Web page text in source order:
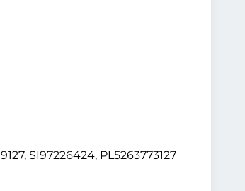
SI97226424, PL5263773127